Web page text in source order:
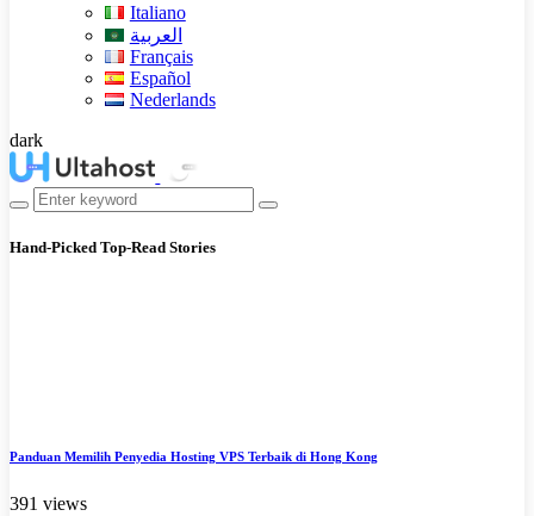
Italiano
العربية
Français
Español
Nederlands
dark
Hand-Picked Top-Read Stories
Panduan Memilih Penyedia Hosting VPS Terbaik di Hong Kong
391 views